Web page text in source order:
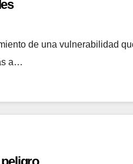
de una vulnerabilidad
a…